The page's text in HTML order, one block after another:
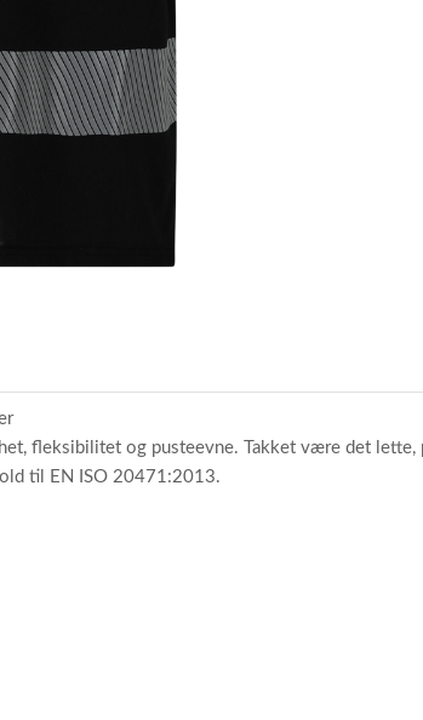
fleksibilitet og pusteevne. Takket være det
til EN ISO 20471:2013.